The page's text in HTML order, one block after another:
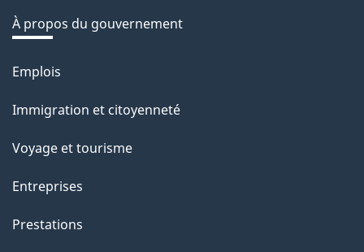
À propos du gouvernement
Thèmes
sujets
Emplois
Immigration et citoyenneté
Voyage et tourisme
Entreprises
Prestations